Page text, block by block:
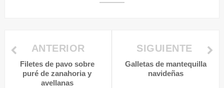
SIGUIENTE
Galletas de mantequilla
navideñas
ANTERIOR
Filetes de pavo sobre
puré de zanahoria y
avellanas